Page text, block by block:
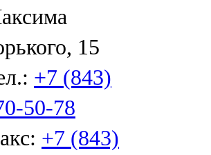
15
+7 (843)
50-78
+7 (843)